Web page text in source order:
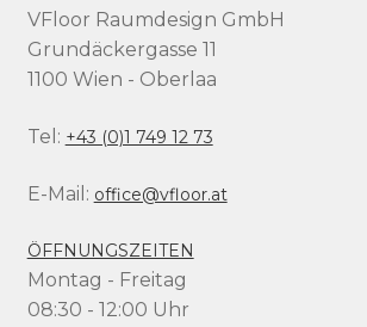
VFloor Raumdesign GmbH
Grundäckergasse 11
1100 Wien - Oberlaa
Tel: +43 (0)1 749 12 73
E-Mail: office@vfloor.at
ÖFFNUNGSZEITEN
Montag - Freitag
08:30 - 12:00 Uhr